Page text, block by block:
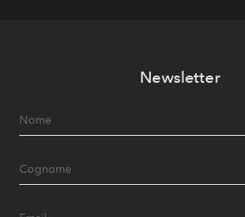
Newsletter